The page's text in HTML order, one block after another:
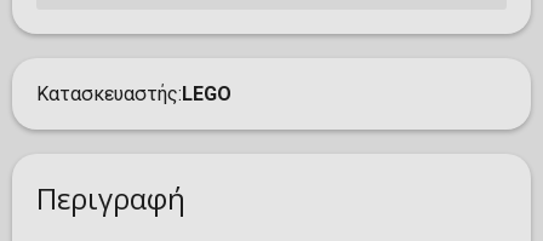
Κατασκευαστής LEGO
Περιγραφή